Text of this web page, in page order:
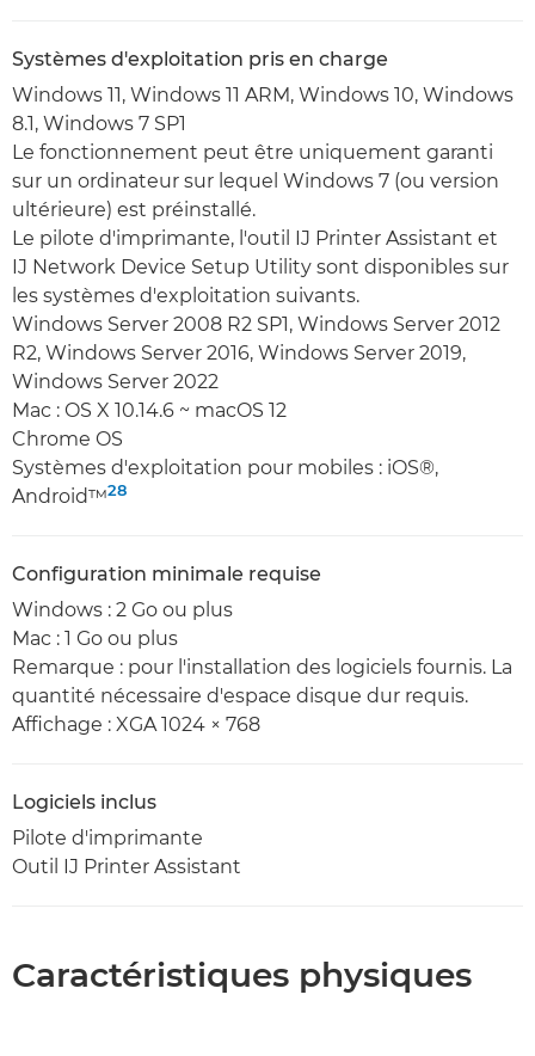
Systèmes d'exploitation pris en charge
Windows 11, Windows 11 ARM, Windows 10, Windows
8.1, Windows 7 SP1
Le fonctionnement peut être uniquement garanti
sur un ordinateur sur lequel Windows 7 (ou version
ultérieure) est préinstallé.
Le pilote d'imprimante, l'outil IJ Printer Assistant et
IJ Network Device Setup Utility sont disponibles sur
les systèmes d'exploitation suivants.
Windows Server 2008 R2 SP1, Windows Server 2012
R2, Windows Server 2016, Windows Server 2019,
Windows Server 2022
Mac : OS X 10.14.6 ~ macOS 12
Chrome OS
Systèmes d'exploitation pour mobiles : iOS®,
Android™28
Configuration minimale requise
Windows : 2 Go ou plus
Mac : 1 Go ou plus
Remarque : pour l'installation des logiciels fournis. La
quantité nécessaire d'espace disque dur requis.
Affichage : XGA 1024 × 768
Logiciels inclus
Pilote d'imprimante
Outil IJ Printer Assistant
Caractéristiques physiques